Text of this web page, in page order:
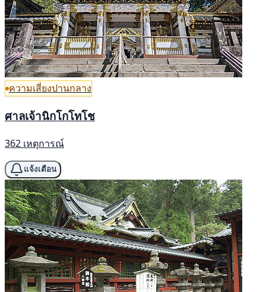
ความเสี่ยงปานกลาง
ศาลเจ้านิกโกโทโช
362 เหตุการณ์
แจ้งเตือน